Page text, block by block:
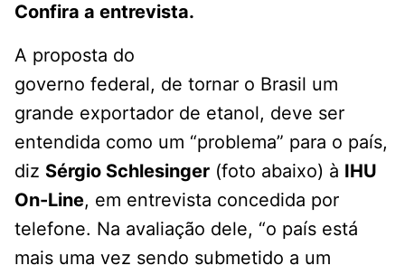
Confira a entrevista.
A proposta do
governo federal, de tornar o Brasil um
grande exportador de etanol, deve ser
entendida como um “problema” para o país,
diz Sérgio Schlesinger (foto abaixo) à IHU
On-Line, em entrevista concedida por
telefone. Na avaliação dele, “o país está
mais uma vez sendo submetido a um